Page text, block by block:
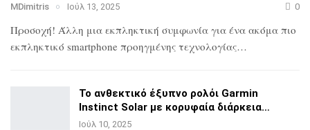
MDimitris Ιούλ 13, 2025 0
Προσοχή! Άλλη μια εκπληκτική συμφωνία για ένα ακόμα πιο
εκπληκτικό smartphone προηγμένης τεχνολογίας…
Το ανθεκτικό έξυπνο ρολόι Garmin
Instinct Solar με κορυφαία διάρκεια…
Ιούλ 10, 2025